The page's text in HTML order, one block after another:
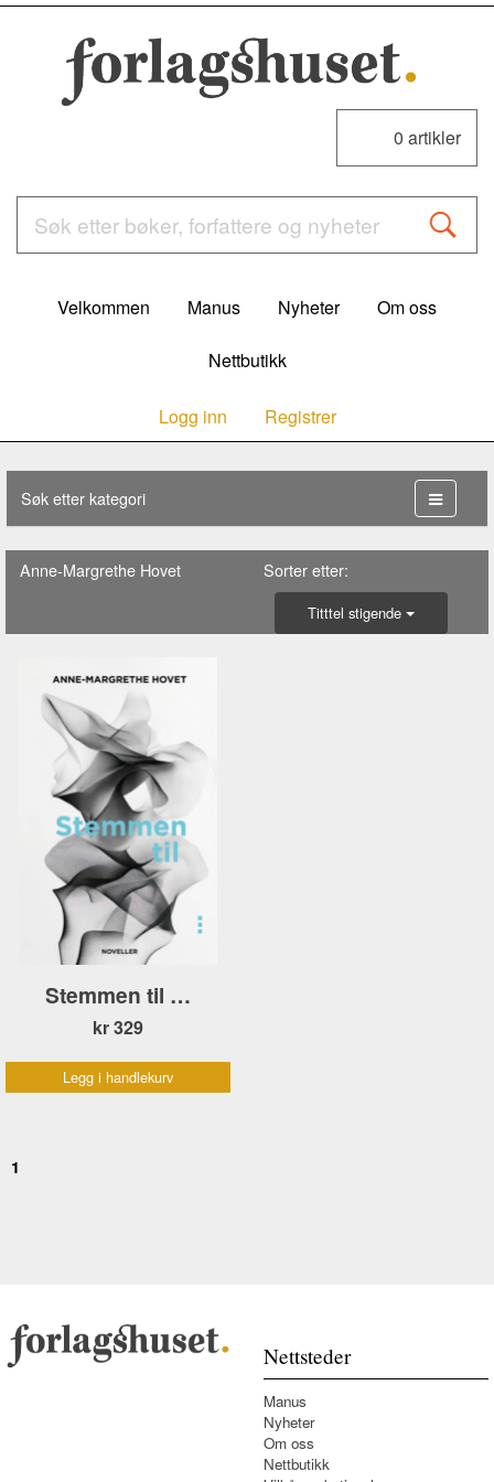
0 artikler
Velkommen Manus Nyheter Om oss
Nettbutikk
Logg inn Registrer
Søk etter kategori
Anne-Margrethe Hovet Sorter etter:
Titttel stigende
Stemmen til …
kr 329
Legg i handlekurv
1
Nettsteder
Manus
Nyheter
Om oss
Nettbutikk